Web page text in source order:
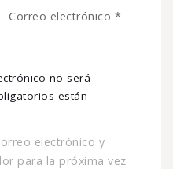
no será
están
Correo electrónico *
electrónico y
para la próxima vez